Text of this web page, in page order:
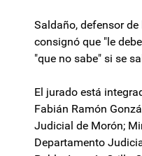
Saldaño, defensor
consignó que "le
"que no sabe" si se
El jurado está
Fabián Ramón
Judicial de Morón;
Departamento